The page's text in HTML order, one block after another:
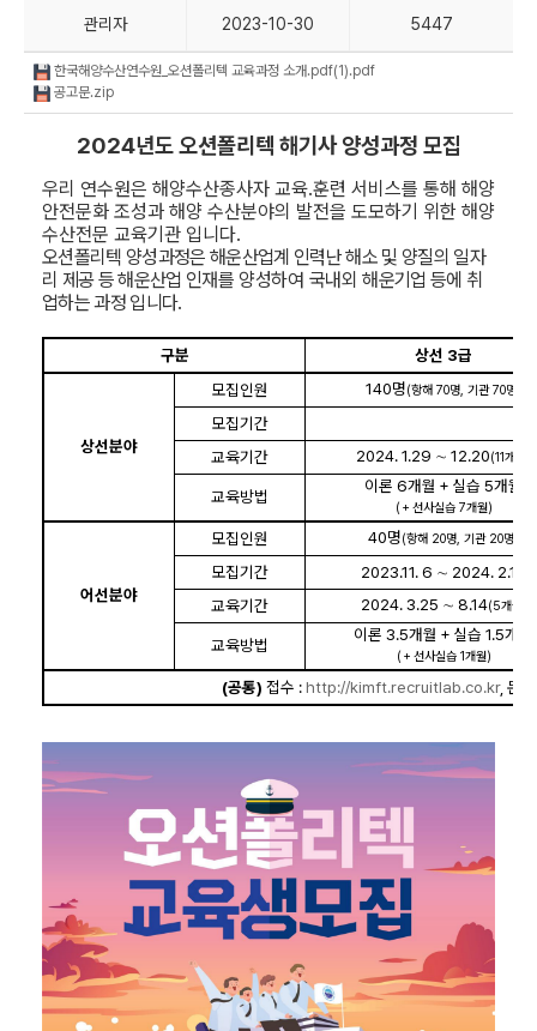
관리자 2023-10-30 5447
한국해양수산연수원_오션폴리텍 교육과정 소개.pdf(1).pdf
공고문.zip
2024년도 오션폴리텍 해기사 양성과정 모집
우리 연수원은 해양수산종사자 교육․훈련 서비스를 통해 해양
안전문화 조성과 해양 수산분야의 발전을 도모하기 위한 해양
수산전문 교육기관 입니다.
오션폴리텍 양성과정은 해운산업계 인력난 해소 및 양질의 일자
리 제공 등 해운산업 인재를 양성하여 국내외 해운기업 등에 취
업하는 과정 입니다.
구분 상선 3급
상선분야
모집인원 140명(항해 70명, 기관70명
모집기간
교육기간
2024. 1.29 ∼ 12.20(11개월
교육방법
이론 6개월 ＋ 실습 5개월
( ＋ 선사실습 7개월)
어선분야
모집인원 40명(항해 20명, 기관 20명
모집기간 2023.11. 6 ∼ 2024. 2.16
교육기간
2024. 3.25 ∼ 8.14(5개월
교육방법
이론 3.5개월 ＋ 실습 1.5개월
( ＋ 선사실습 1개월)
(공통) 접수 :http://kimft.recruitlab.co.kr, 문